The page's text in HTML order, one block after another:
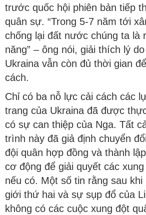
trước quốc hội phiên bản tiếp
quân sự. “Trong 5-7 năm tới
chống lại đất nước chúng ta là
năng” – ông nói, giải thích lý
Ukraina vẫn còn đủ thời gian
cách.
Chỉ có ba nỗ lực cải cách các
trang của Ukraina đã được
có sự can thiệp của Nga. Tất
trình này đã giả định chuyển
đội quân hợp đồng và thành
cơ động để giải quyết các
nếu có. Một số tin rằng sau khi
giới thứ hai và sự sụp đổ của
không có các cuộc xung đột